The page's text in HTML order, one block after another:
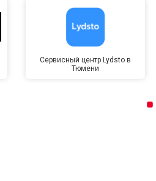
Сервисный центр Lydsto в
Тюмени